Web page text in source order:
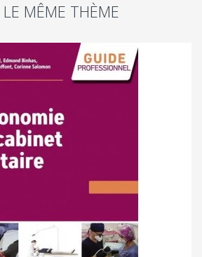
LE MÊME THÈME